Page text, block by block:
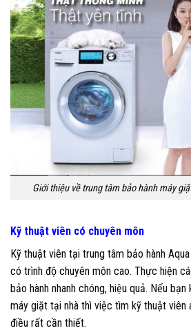
Giới thiệu về trung tâm bảo hành máy
Kỹ thuật viên có chuyên môn
Kỹ thuật viên tại trung tâm bảo hành
có trình độ chuyên môn cao. Thực hiện
bảo hành nhanh chóng, hiệu quả. Nếu
máy giặt tại nhà thì việc tìm kỹ thuật viên
điều rất cần thiết.